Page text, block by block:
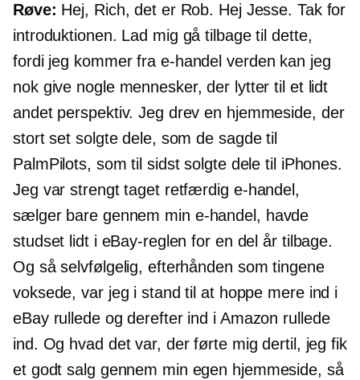
Røve: Hej, Rich, det er Rob. Hej Jesse. Tak for
introduktionen. Lad mig gå tilbage til dette,
fordi jeg kommer fra e-handel verden kan jeg
nok give nogle mennesker, der lytter til et lidt
andet perspektiv. Jeg drev en hjemmeside, der
stort set solgte dele, som de sagde til
PalmPilots, som til sidst solgte dele til iPhones.
Jeg var strengt taget retfærdig e-handel,
sælger bare gennem min e-handel, havde
studset lidt i eBay-reglen for en del år tilbage.
Og så selvfølgelig, efterhånden som tingene
voksede, var jeg i stand til at hoppe mere ind i
eBay rullede og derefter ind i Amazon rullede
ind. Og hvad det var, der førte mig dertil, jeg fik
et godt salg gennem min egen hjemmeside, så